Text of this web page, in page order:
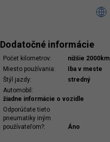
Dodatočné informácie
Počet kilometrov:
nižšie 2000km
Miesto používania:
Iba v meste
Štýl jazdy:
stredný
Automobil:
žiadne informácie o vozidle
Odporúčate tieto
pneumatiky iným
používateľom?:
Áno